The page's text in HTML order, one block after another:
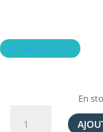
en savoir plus
En